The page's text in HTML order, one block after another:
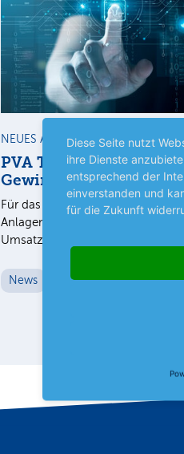
NEUES AUS UNTERNEHMEN
PVA Tepla mit
Gewinneinbruch
Für das 1. Halbjahr weist der
Anlagenbauer einen nahezu
Umsatz aus.
News 08.08.26
Diese Seite nutzt
ihre Dienste
entsprechend der
einverstanden und
für die Zukunft